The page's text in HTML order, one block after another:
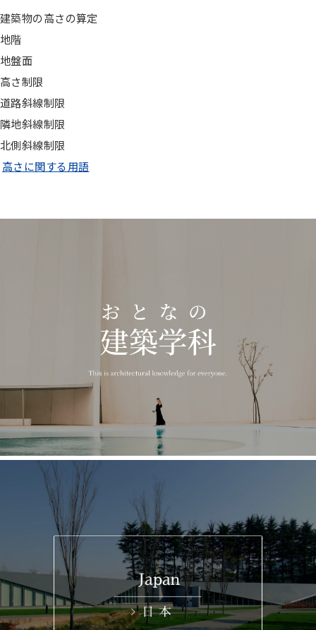
建築物の高さの算定
地階
地盤面
高さ制限
道路斜線制限
隣地斜線制限
北側斜線制限
高さに関する用語